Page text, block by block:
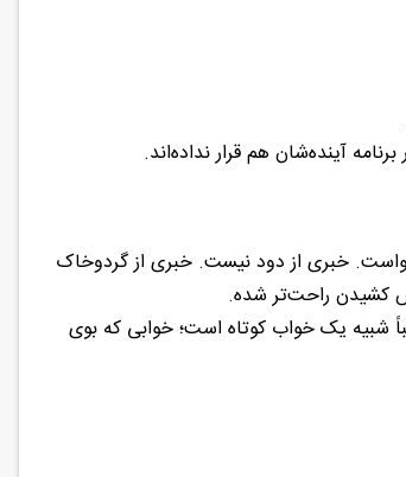
آینده‌شان هم قرار نداده‌اند.
خبری از دود نیست. خبری از گردوخاک
کشیدن راحت‌تر شده.
شبیه یک خواب کوتاه است؛ خوابی که بوی